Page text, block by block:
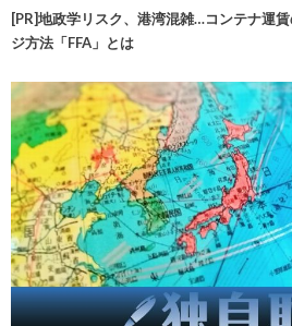
[PR]地政学リスク、港湾混雑…コンテナ運
ジ方法「FFA」とは